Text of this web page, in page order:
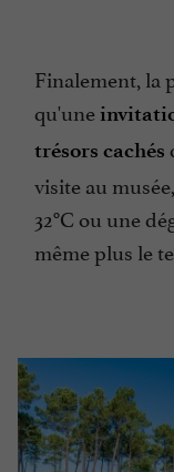
Finalement, la
qu'une
trésors cachés
visite au
32°C ou une
même plus le